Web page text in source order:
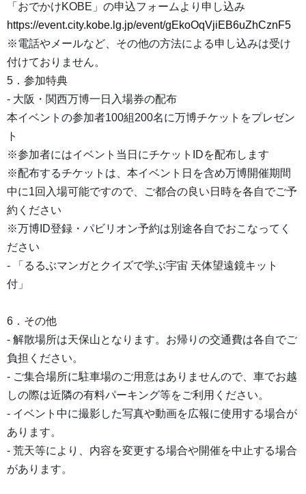
「おでかけKOBE」の申込フォームより申し込み
https://event.city.kobe.lg.jp/event/gEkoOqVjiEB6uZhCznF5
※電話やメールなど、その他の方法による申し込みは受け
付けておりません。
5．参加特典
- 大阪・関西万博一日入場券の配布
本イベントの参加者100組200名に万博チケットをプレゼン
ト
※参加者にはイベント当日にチケットIDを配布します
※配布するチケットは、本イベント日を含め万博開催期間
中に1回入場可能ですので、ご都合の良い日時を各自でご予
約ください
※万博ID登録・パビリオン予約は別途各自でおこなってく
ださい
- 「るるぶマンガとクイズで学ぶ宇宙 天体望遠鏡キット
付」
6．その他
- 解散場所は天保山となります。お帰りの交通費は各自でご
負担ください。
- ご集合場所に駐車場のご用意はありませんので、車でお越
しの際は近隣の有料パーキング等をご利用ください。
- イベント中に撮影した写真や動画を広報に使用する場合が
あります。
- 荒天等により、内容を変更する場合や開催を中止する場合
があります。